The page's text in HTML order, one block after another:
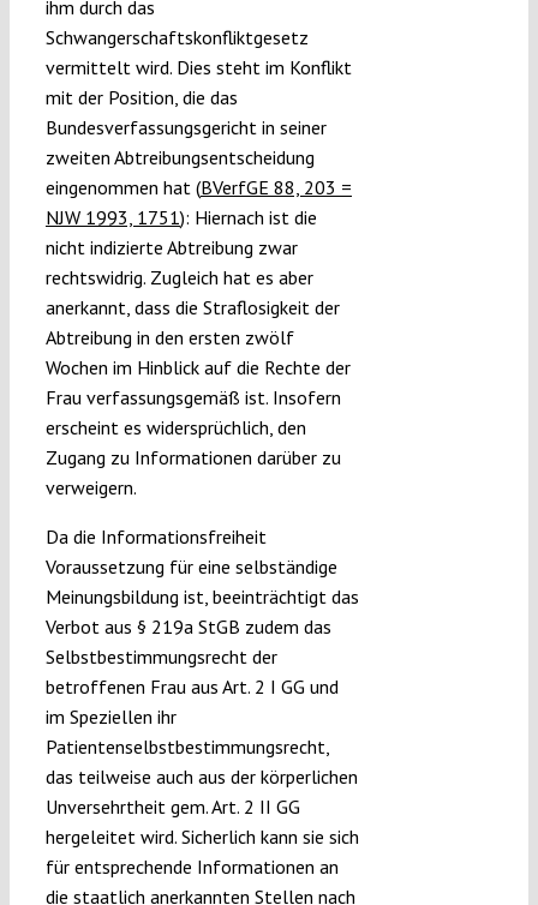
ihm durch das
Schwangerschaftskonfliktgesetz
vermittelt wird. Dies steht im Konflikt
mit der Position, die das
Bundesverfassungsgericht in seiner
zweiten Abtreibungsentscheidung
eingenommen hat (BVerfGE 88, 203 =
NJW 1993, 1751): Hiernach ist die
nicht indizierte Abtreibung zwar
rechtswidrig. Zugleich hat es aber
anerkannt, dass die Straflosigkeit der
Abtreibung in den ersten zwölf
Wochen im Hinblick auf die Rechte der
Frau verfassungsgemäß ist. Insofern
erscheint es widersprüchlich, den
Zugang zu Informationen darüber zu
verweigern.
Da die Informationsfreiheit
Voraussetzung für eine selbständige
Meinungsbildung ist, beeinträchtigt das
Verbot aus § 219a StGB zudem das
Selbstbestimmungsrecht der
betroffenen Frau aus Art. 2 I GG und
im Speziellen ihr
Patientenselbstbestimmungsrecht,
das teilweise auch aus der körperlichen
Unversehrtheit gem. Art. 2 II GG
hergeleitet wird. Sicherlich kann sie sich
für entsprechende Informationen an
die staatlich anerkannten Stellen nach